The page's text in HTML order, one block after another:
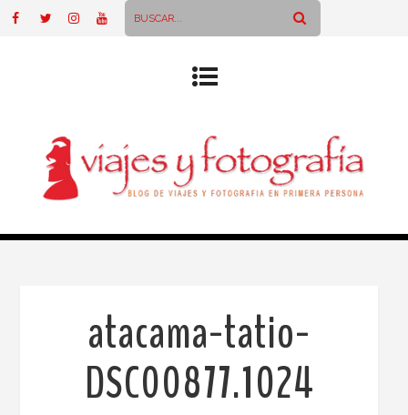
atacama-tatio-
DSC00877.1024